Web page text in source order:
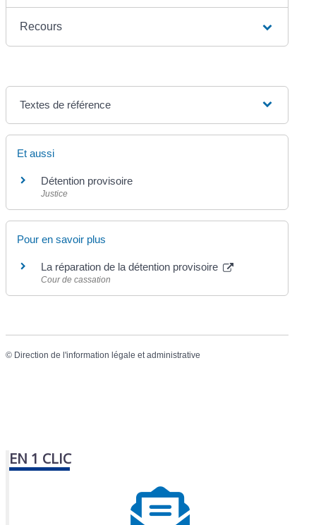
Recours
Textes de référence
Et aussi
Détention provisoire
Justice
Pour en savoir plus
La réparation de la détention provisoire
Cour de cassation
© Direction de l'information légale et administrative
EN 1 CLIC